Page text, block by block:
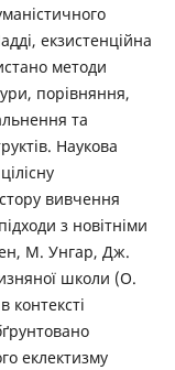
екзистенційна
методи
порівняння,
та
Наукова
вивчення
з новітніми
М. Унгар, Дж.
школи (О.
контексті
еклектизму